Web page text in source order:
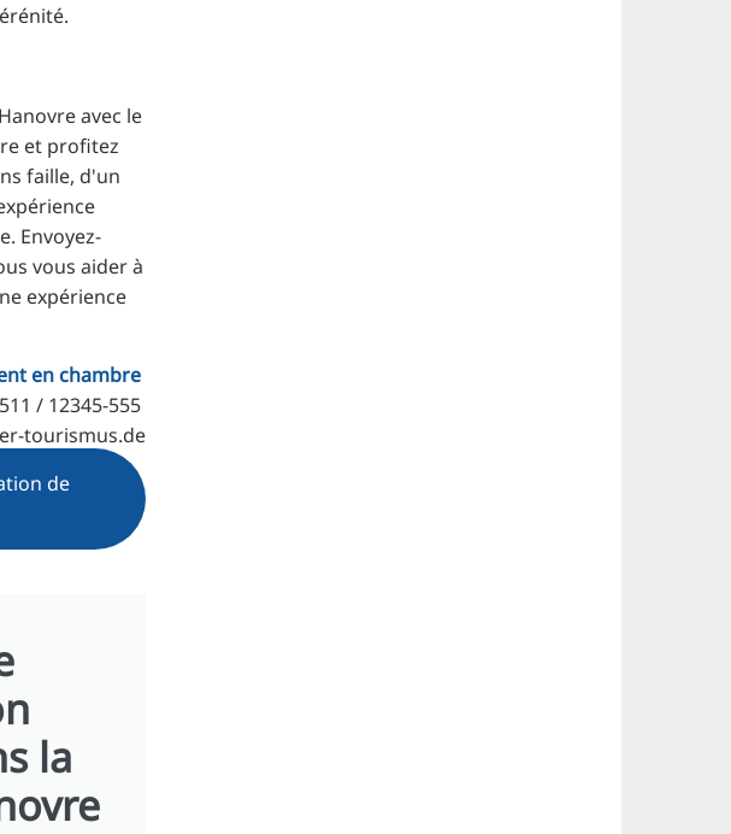
avec le
et profitez
faille, d'un
Envoyez-
vous aider à
expérience
en chambre
/ 12345-555
tourismus.de
de
la